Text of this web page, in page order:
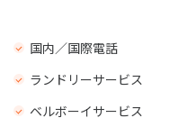
国内／国際電話
ランドリーサービス
ベルボーイサービス